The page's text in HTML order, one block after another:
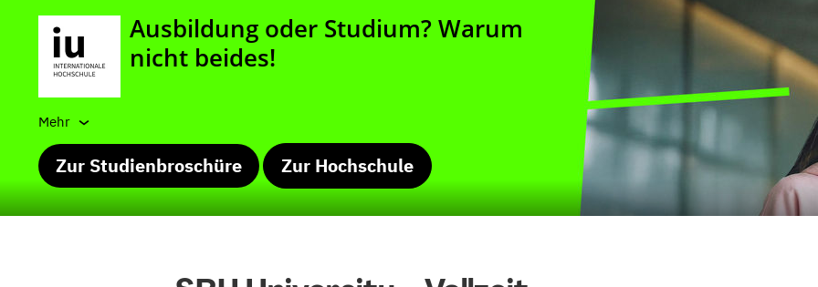
Mehr
Zur Studienbroschüre Zur Hochschule